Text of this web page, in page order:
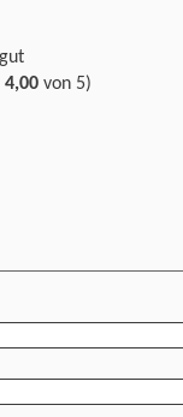
4,00 von 5)